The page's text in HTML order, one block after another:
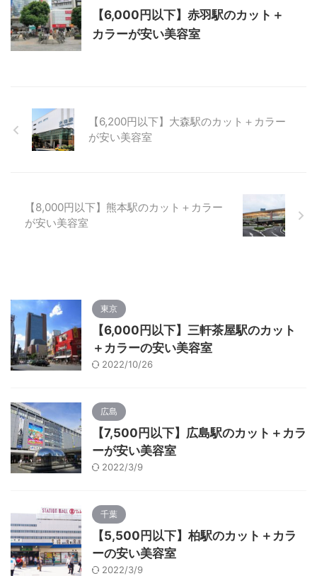
【6,000円以下】赤羽駅のカット＋
カラーが安い美容室
【6,200円以下】大森駅のカット＋カラー
が安い美容室
【8,000円以下】熊本駅のカット＋カラー
が安い美容室
東京
【6,000円以下】三軒茶屋駅のカット
＋カラーの安い美容室
2022/10/26
広島
【7,500円以下】広島駅のカット＋カラ
ーが安い美容室
2022/3/9
千葉
【5,500円以下】柏駅のカット＋カラ
ーの安い美容室
2022/3/9